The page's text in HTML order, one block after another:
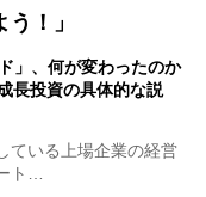
！」
」、何が変わったのか
長投資の具体的な説
ている上場企業の経営
ト…